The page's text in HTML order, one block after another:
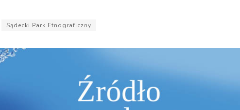
Sądecki Park Etnograficzny